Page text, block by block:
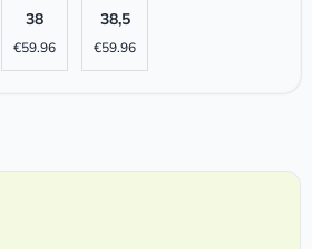
38
€59.96
38,5
€59.96